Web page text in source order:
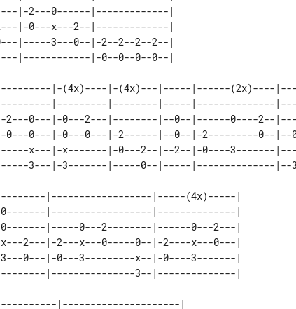
|-2---0------|-------------|
|-0---x---2--|-------------|
|-----3---0--|-2--2--2--2--|
|-(4x)----|-(4x)---|-----|------(2x)----
|---------|--------|-----|--------------
2---0---|-0---2---|--------|--0--|------0----2--
0---0---|-0---0---|-2------|--0--|-2---------0--|--
x---|-x-------|-0---2--|--2--|-0----3-------
|------------------|-----(4x)-----|
0-------|------------------|--------------|
0-------|-----0---2--------|------0---2---|
x---2---|-2---x---0-----0--|-2----x---0---|
3---0---|-0---3---------x--|-0----3-------|
|---------------------|